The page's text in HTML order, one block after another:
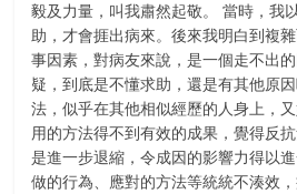
毅及力量，叫我肅然起敬。 當時，我
助，才會捱出病來。後來我明白到複
事因素，對病友來說，是一個走不出
疑，到底是不懂求助，還是有其他原
法，似乎在其他相似經歷的人身上，
用的方法得不到有效的成果，覺得反
是進一步退縮，令成因的影響力得以進
做的行為、應對的方法等統統不湊效